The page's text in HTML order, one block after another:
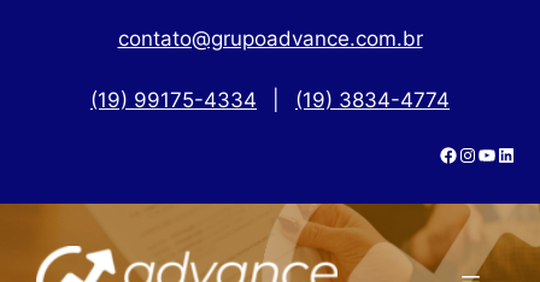
contato@grupoadvance.com.br
(19) 99175-4334 (19) 3834-4774